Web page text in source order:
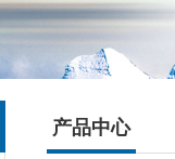
产品中心